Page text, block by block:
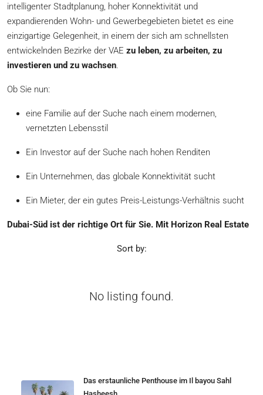
intelligenter Stadtplanung, hoher Konnektivität und
expandierenden Wohn- und Gewerbegebieten bietet es eine
einzigartige Gelegenheit, in einem der sich am schnellsten
entwickelnden Bezirke der VAE zu leben, zu arbeiten, zu
investieren und zu wachsen.
Ob Sie nun:
eine Familie auf der Suche nach einem modernen,
vernetzten Lebensstil
Ein Investor auf der Suche nach hohen Renditen
Ein Unternehmen, das globale Konnektivität sucht
Ein Mieter, der ein gutes Preis-Leistungs-Verhältnis sucht
Dubai-Süd ist der richtige Ort für Sie. Mit Horizon Real Estate
Sort by:
No listing found.
Das erstaunliche Penthouse im Il bayou Sahl